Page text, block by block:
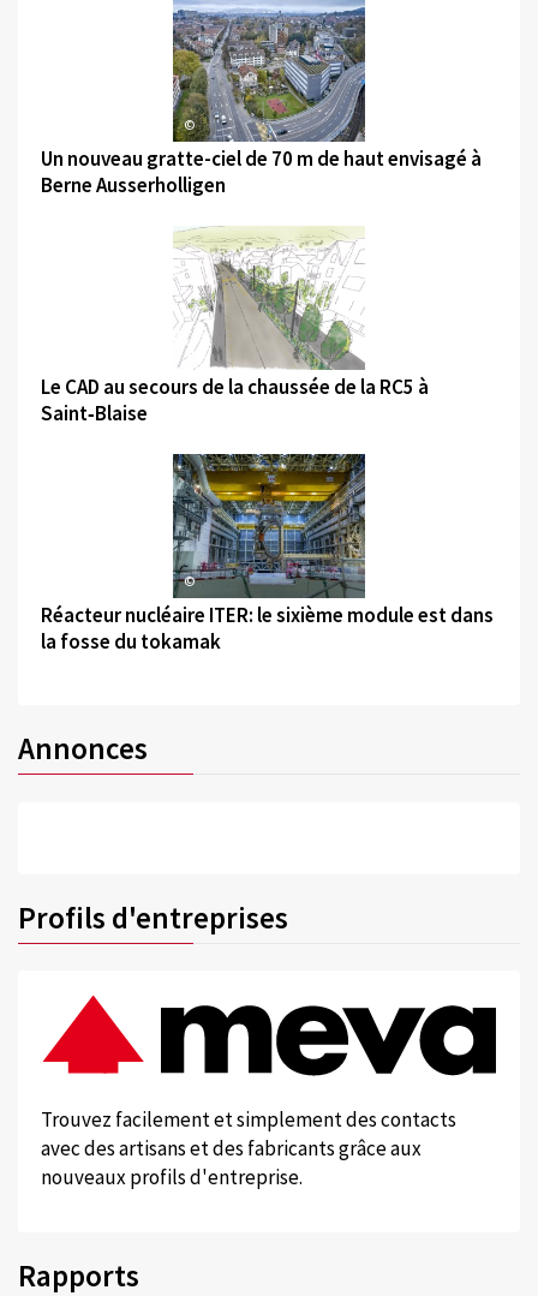
©
Un nouveau gratte-ciel de 70 m de haut envisagé à
Berne Ausserholligen
©
Le CAD au secours de la chaussée de la RC5 à
Saint‑Blaise
©
Réacteur nucléaire ITER: le sixième module est dans
la fosse du tokamak
Annonces
Profils d'entreprises
Trouvez facilement et simplement des contacts
avec des artisans et des fabricants grâce aux
nouveaux profils d'entreprise.
Rapports